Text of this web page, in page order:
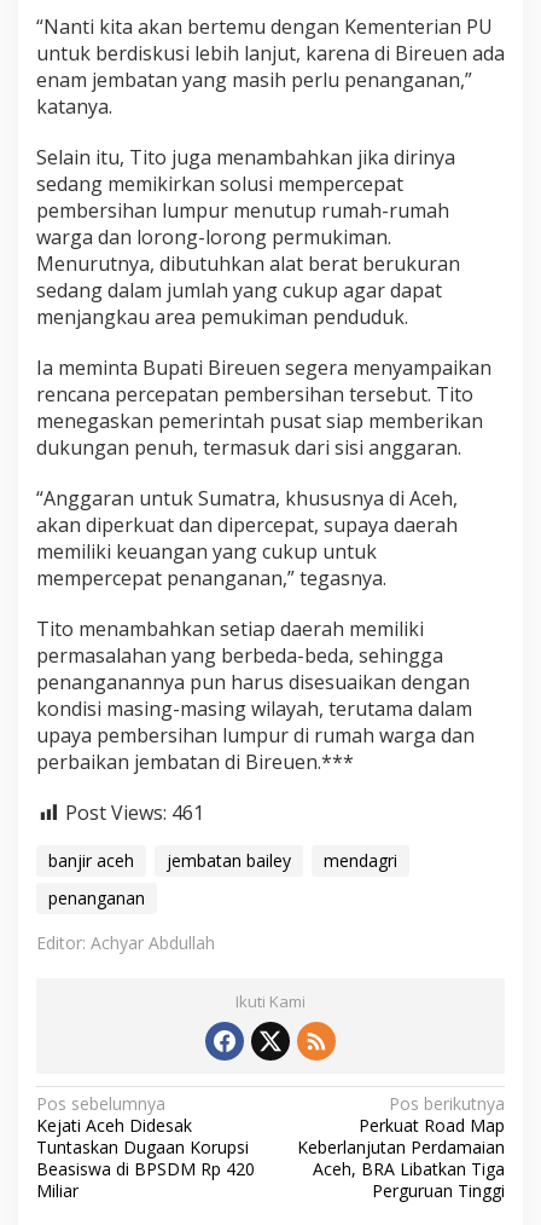
L
u
m
p
d
a
n
P
e
r
a
i
a
n
e
m
a
t
n
“Nanti kita akan bertemu dengan Kementerian PU
untuk berdiskusi lebih lanjut, karena di Bireuen ada
enam jembatan yang masih perlu penanganan,”
katanya.
Selain itu, Tito juga menambahkan jika dirinya
sedang memikirkan solusi mempercepat
pembersihan lumpur menutup rumah-rumah
warga dan lorong-lorong permukiman.
Menurutnya, dibutuhkan alat berat berukuran
sedang dalam jumlah yang cukup agar dapat
menjangkau area pemukiman penduduk.
Ia meminta Bupati Bireuen segera menyampaikan
rencana percepatan pembersihan tersebut. Tito
menegaskan pemerintah pusat siap memberikan
dukungan penuh, termasuk dari sisi anggaran.
“Anggaran untuk Sumatra, khususnya di Aceh,
akan diperkuat dan dipercepat, supaya daerah
memiliki keuangan yang cukup untuk
mempercepat penanganan,” tegasnya.
Tito menambahkan setiap daerah memiliki
permasalahan yang berbeda-beda, sehingga
penanganannya pun harus disesuaikan dengan
kondisi masing-masing wilayah, terutama dalam
upaya pembersihan lumpur di rumah warga dan
perbaikan jembatan di Bireuen.***
Post Views: 461
banjir aceh jembatan bailey
mendagri
penanganan
Editor: Achyar Abdullah
Ikuti Kami
N
a
v
Pos sebelumnya
Kejati Aceh Didesak
Tuntaskan Dugaan Korupsi
Beasiswa di BPSDM Rp 420
Miliar
Pos berikutnya
Perkuat Road Map
Keberlanjutan Perdamaian
Aceh, BRA Libatkan Tiga
Perguruan Tinggi